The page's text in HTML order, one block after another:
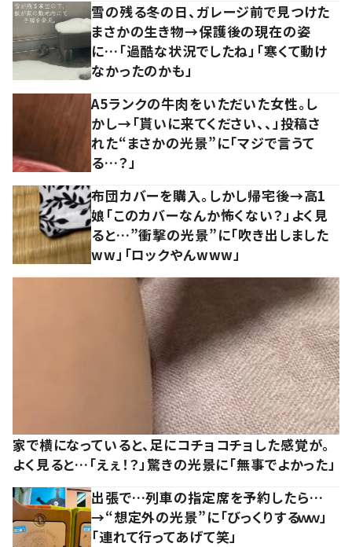
雪の残る冬の日、ガレージ前で見つけた
まさかの生き物→保護後の現在の姿
に…「過酷な状況でしたね」「寒くて動け
なかったのかも」
A5ランクの牛肉をいただいた女性。し
かし→「貰いに来てください、、」投稿さ
れた“まさかの光景”に「マジで言うて
る…？」
布団カバーを購入。しかし帰宅後→高1
娘「このカバーなんか怖くない？」よく見
ると…”衝撃の光景”に「吹き出しました
ww」「ロックやんwww」
家で横になっていると、足にコチョコチョした感覚が。
よく見ると…「えぇ！？」驚きの光景に「無事でよかった」
出張で…列車の指定席を予約したら…
→“想定外の光景”に「びっくりするｗｗ」
「連れて行ってあげて笑」